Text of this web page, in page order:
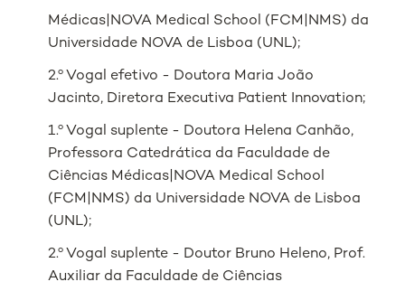
Médicas|NOVA Medical School (FCM|NMS) da
Universidade NOVA de Lisboa (UNL);
2.º Vogal efetivo - Doutora Maria João
Jacinto, Diretora Executiva Patient Innovation;
1.º Vogal suplente - Doutora Helena Canhão,
Professora Catedrática da Faculdade de
Ciências Médicas|NOVA Medical School
(FCM|NMS) da Universidade NOVA de Lisboa
(UNL);
2.º Vogal suplente - Doutor Bruno Heleno, Prof.
Auxiliar da Faculdade de Ciências